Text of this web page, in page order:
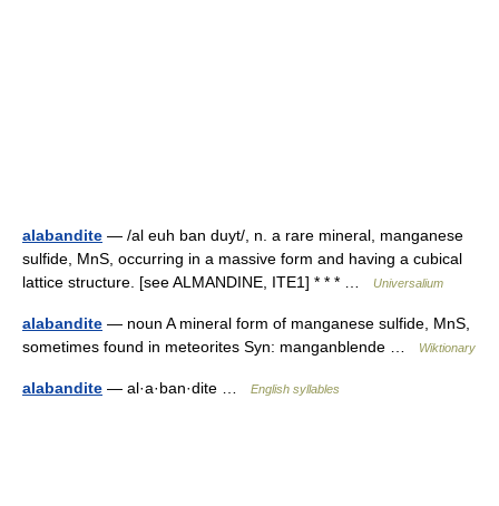
alabandite — /al euh ban duyt/, n. a rare mineral, manganese
sulfide, MnS, occurring in a massive form and having a cubical
lattice structure. [see ALMANDINE, ITE1] * * * …
Universalium
alabandite — noun A mineral form of manganese sulfide, MnS,
sometimes found in meteorites Syn: manganblende …
Wiktionary
alabandite — al·a·ban·dite … English syllables